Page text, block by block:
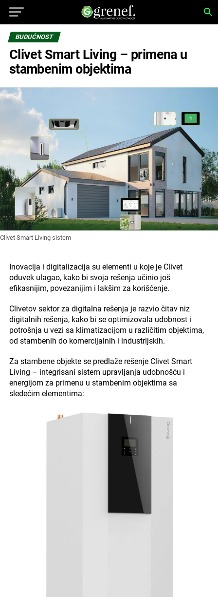
BUDUĆNOST
Clivet Smart Living – primena u
stambenim objektima
Clivet Smart Living sistem
Inovacija i digitalizacija su elementi u koje je Clivet
oduvek ulagao, kako bi svoja rešenja učinio još
efikasnijim, povezanijim i lakšim za korišćenje.
Clivetov sektor za digitalna rešenja je razvio čitav niz
digitalnih rešenja, kako bi se optimizovala udobnost i
potrošnja u vezi sa klimatizacijom u različitim objektima,
od stambenih do komercijalnih i industrijskih.
Za stambene objekte se predlaže rešenje Clivet Smart
Living – integrisani sistem upravljanja udobnošću i
energijom za primenu u stambenim objektima sa
sledećim elementima: